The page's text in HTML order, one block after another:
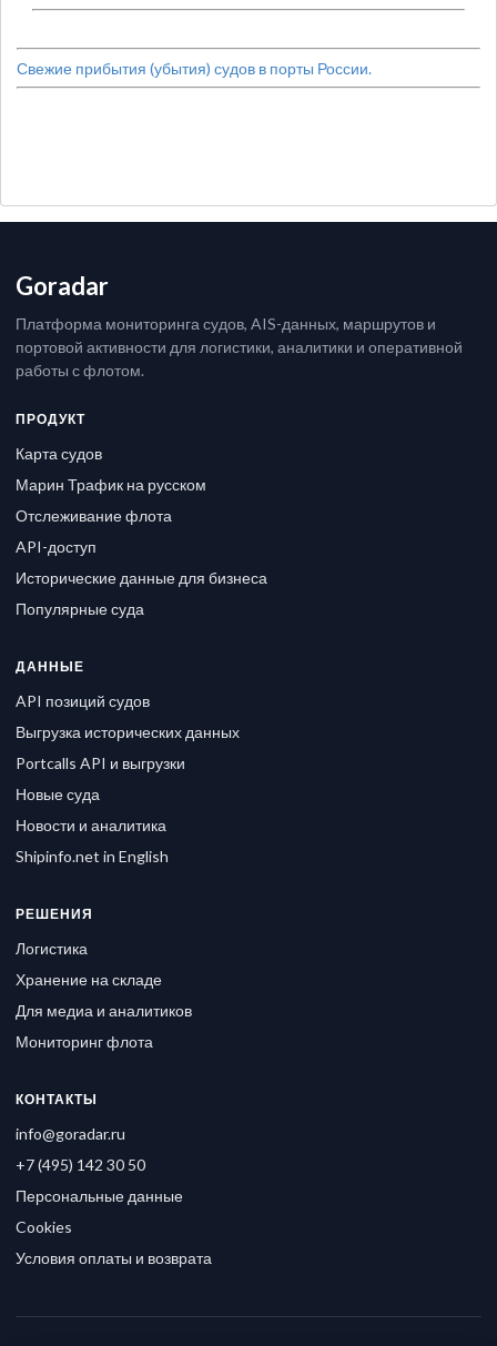
Свежие прибытия (убытия) судов в порты России.
Goradar
Платформа мониторинга судов, AIS-данных, маршрутов и
портовой активности для логистики, аналитики и оперативной
работы с флотом.
ПРОДУКТ
Карта судов
Марин Трафик на русском
Отслеживание флота
API-доступ
Исторические данные для бизнеса
Популярные суда
ДАННЫЕ
API позиций судов
Выгрузка исторических данных
Portcalls API и выгрузки
Новые суда
Новости и аналитика
Shipinfo.net in English
РЕШЕНИЯ
Логистика
Хранение на складе
Для медиа и аналитиков
Мониторинг флота
КОНТАКТЫ
info@goradar.ru
+7 (495) 142 30 50
Персональные данные
Cookies
Условия оплаты и возврата